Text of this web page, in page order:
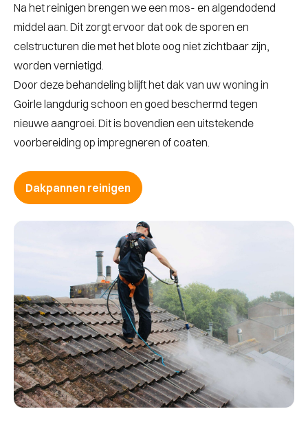
Na het reinigen brengen we een mos- en algendodend
middel aan. Dit zorgt ervoor dat ook de sporen en
celstructuren die met het blote oog niet zichtbaar zijn,
worden vernietigd.
Door deze behandeling blijft het dak van uw woning in
Goirle langdurig schoon en goed beschermd tegen
nieuwe aangroei. Dit is bovendien een uitstekende
voorbereiding op impregneren of coaten.
Dakpannen reinigen